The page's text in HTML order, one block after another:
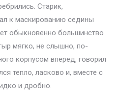
Старик,
к маскированию седины
обыкновенно большинство
мягко, не слышно, по-
корпусом вперед, говорил
тепло, ласково и, вместе с
и дробно.